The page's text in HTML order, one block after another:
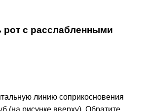
рот с расслабленными
линию соприкосновения